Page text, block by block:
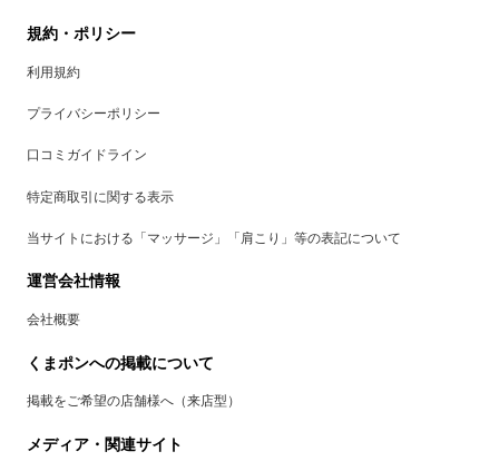
規約・ポリシー
利用規約
プライバシーポリシー
口コミガイドライン
特定商取引に関する表示
当サイトにおける「マッサージ」「肩こり」等の表記について
運営会社情報
会社概要
くまポンへの掲載について
掲載をご希望の店舗様へ（来店型）
メディア・関連サイト